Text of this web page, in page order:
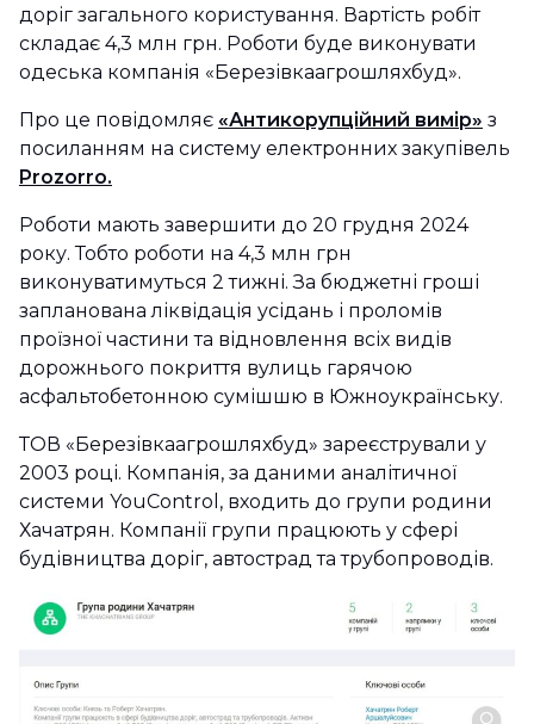
доріг загального користування. Вартість робіт
складає 4,3 млн грн. Роботи буде виконувати
одеська компанія «Березівкаагрошляхбуд».
Про це повідомляє «Антикорупційний вимір» з
посиланням на систему електронних закупівель
Prozorro.
Роботи мають завершити до 20 грудня 2024
року. Тобто роботи на 4,3 млн грн
виконуватимуться 2 тижні. За бюджетні гроші
запланована ліквідація усідань і проломів
проїзної частини та відновлення всіх видів
дорожнього покриття вулиць гарячою
асфальтобетонною сумішшю в Южноукраїнську.
ТОВ «Березівкаагрошляхбуд» зареєстрували у
2003 році. Компанія, за даними аналітичної
системи YouControl, входить до групи родини
Хачатрян. Компанії групи працюють у сфері
будівництва доріг, автострад та трубопроводів.